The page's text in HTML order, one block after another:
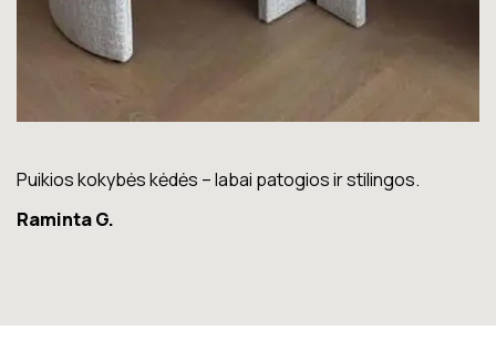
Puikios kokybės kėdės – labai patogios ir stilingos.
Raminta G.